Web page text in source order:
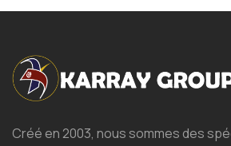
Créé en 2003, nous sommes des